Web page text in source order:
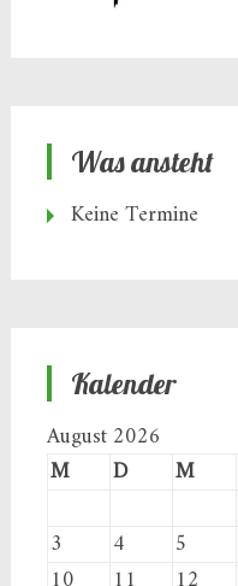
Was ansteht
Keine Termine
Kalender
August 2026
M
D M
3
4 5